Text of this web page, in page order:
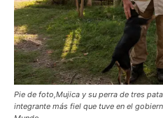
Pie de foto,Mujica y su perra de tres
integrante más fiel que tuve en el